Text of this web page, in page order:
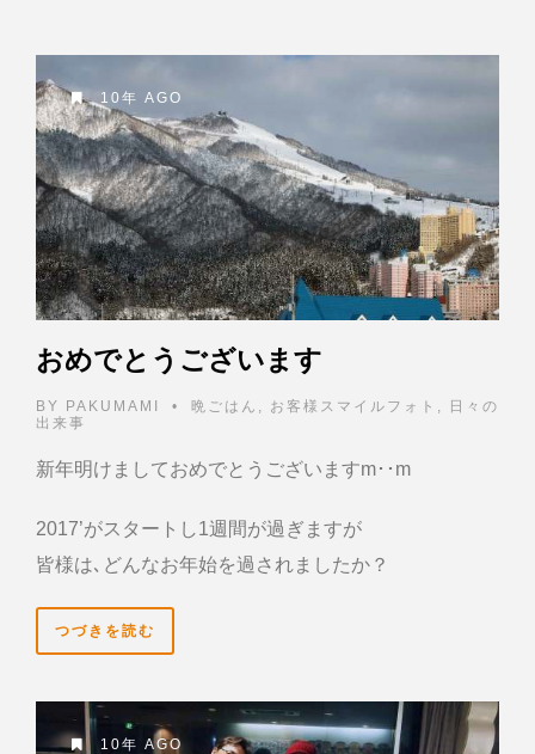
10年 AGO
おめでとうございます
BY PAKUMAMI • 晩ごはん お客様スマイルフォト
日々の
出来事
新年明けましておめでとうございますm･･m
2017’がスタートし1週間が過ぎますが
皆様は､どんなお年始を過されましたか？
つづきを読む
10年 AGO